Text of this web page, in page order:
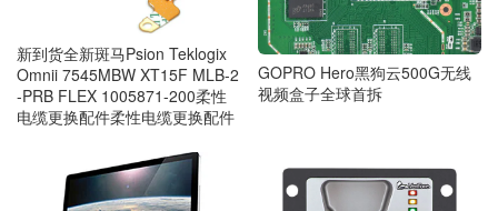
新到货全新斑马Psion Teklogix
Omnii 7545MBW XT15F MLB-2
-PRB FLEX 1005871-200柔性
电缆更换配件柔性电缆更换配件
GOPRO Hero黑狗云500G无线
视频盒子全球首拆